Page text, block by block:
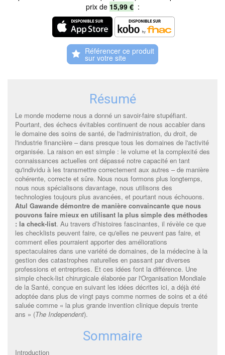
prix de 15,99 €:
Référencer ce produit
Résumé
Le monde moderne nous a donné un savoir-faire stupéfiant.
Pourtant, des échecs évitables continuent de nous accabler dans
le domaine des soins de santé, de l'administration, du droit, de
l'industrie financière – dans presque tous les domaines de l'activité
organisée. La raison en est simple : le volume et la complexité des
connaissances actuelles ont dépassé notre capacité en tant
qu'individu à les transmettre correctement aux autres – de manière
cohérente, correcte et sûre. Nous nous formons plus longtemps,
nous nous spécialisons davantage, nous utilisons des
technologies toujours plus avancées, et pourtant nous échouons.
Atul Gawande démontre de manière convaincante que nous
pouvons faire mieux en utilisant la plus simple des méthodes
: la check-list. Au travers d’histoires fascinantes, il révèle ce que
les checklists peuvent faire, ce qu'elles ne peuvent pas faire, et
comment elles pourraient apporter des améliorations
spectaculaires dans une variété de domaines, de la médecine à la
gestion des catastrophes naturelles en passant par diverses
professions et entreprises. Et ces idées font la différence. Une
simple check-list chirurgicale élaborée par l'Organisation Mondiale
de la Santé, conçue en suivant les idées décrites ici, a déjà été
adoptée dans plus de vingt pays comme normes de soins et a été
saluée comme « la plus grande invention clinique depuis trente
ans » (The Independent).
Sommaire
Introduction